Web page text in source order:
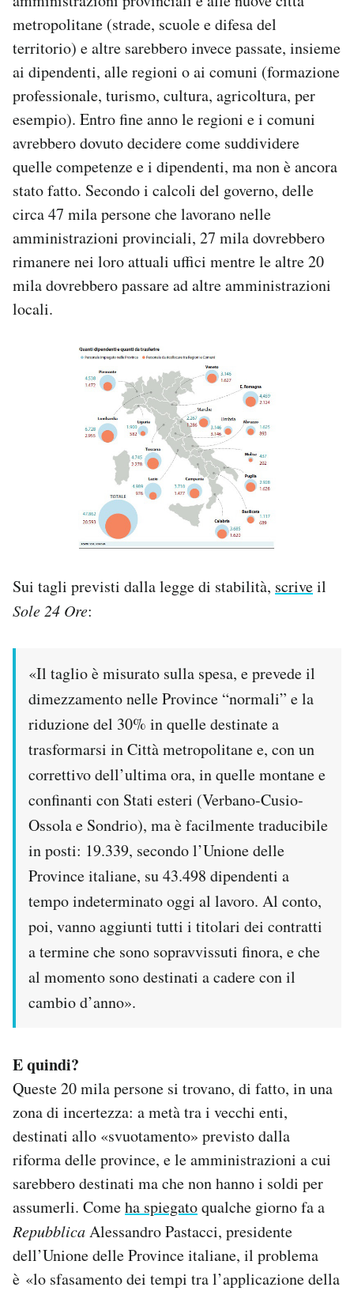
metropolitane (strade, scuole e difesa del
territorio) e altre sarebbero invece passate, insieme
ai dipendenti, alle regioni o ai comuni (formazione
professionale, turismo, cultura, agricoltura, per
esempio). Entro fine anno le regioni e i comuni
avrebbero dovuto decidere come suddividere
quelle competenze e i dipendenti, ma non è ancora
stato fatto. Secondo i calcoli del governo, delle
circa 47 mila persone che lavorano nelle
amministrazioni provinciali, 27 mila dovrebbero
rimanere nei loro attuali uffici mentre le altre 20
mila dovrebbero passare ad altre amministrazioni
locali.
Sui tagli previsti dalla legge di stabilità, scriveil
Sole 24 Ore:
«Il taglio è misurato sulla spesa, e prevede il
dimezzamento nelle Province “normali” e la
riduzione del 30% in quelle destinate a
trasformarsi in Città metropolitane e, con un
correttivo dell’ultima ora, in quelle montane e
confinanti con Stati esteri (Verbano-Cusio-
Ossola e Sondrio), ma è facilmente traducibile
in posti: 19.339, secondo l’Unione delle
Province italiane, su 43.498 dipendenti a
tempo indeterminato oggi al lavoro. Al conto,
poi, vanno aggiunti tutti i titolari dei contratti
a termine che sono sopravvissuti finora, e che
al momento sono destinati a cadere con il
cambio d’anno».
E quindi?
Queste 20 mila persone si trovano, di fatto, in una
zona di incertezza: a metà tra i vecchi enti,
destinati allo «svuotamento» previsto dalla
riforma delle province, e le amministrazioni a cui
sarebbero destinati ma che non hanno i soldi per
assumerli. Comeha spiegatoqualche giorno fa a
RepubblicaAlessandro Pastacci, presidente
dell’Unione delle Province italiane, il problema
è «lo sfasamento dei tempi tra l’applicazione della